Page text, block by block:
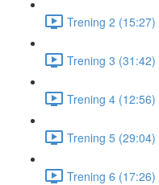
Trening 2 (15:27)
Trening 3 (31:42)
Trening 4 (12:56)
Trening 5 (29:04)
Trening 6 (17:26)